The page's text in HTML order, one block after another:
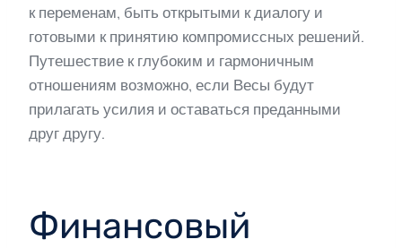
к переменам, быть открытыми к диалогу и
готовыми к принятию компромиссных решений.
Путешествие к глубоким и гармоничным
отношениям возможно, если Весы будут
прилагать усилия и оставаться преданными
друг другу.
Финансовый